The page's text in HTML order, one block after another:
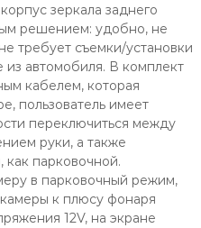
зеркала заднего
решением: удобно, не
требует съемки/установки
автомобиля. В комплект
кабелем, которая
пользователь имеет
переключиться между
руки, а также
как парковочной.
в парковочный режим,
к плюсу фонаря
12V, на экране